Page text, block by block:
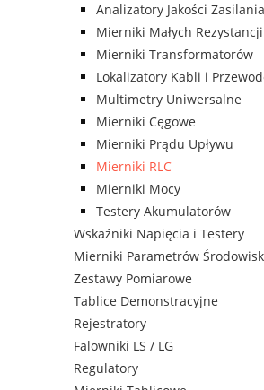
Analizatory Jakości Zasilania
Mierniki Małych Rezystancji
Mierniki Transformatorów
Lokalizatory Kabli i
Multimetry Uniwersalne
Mierniki Cęgowe
Mierniki Prądu Upływu
Mierniki RLC
Mierniki Mocy
Testery Akumulatorów
Wskaźniki Napięcia i Testery
Mierniki Parametrów
Zestawy Pomiarowe
Tablice Demonstracyjne
Rejestratory
Falowniki LS / LG
Regulatory